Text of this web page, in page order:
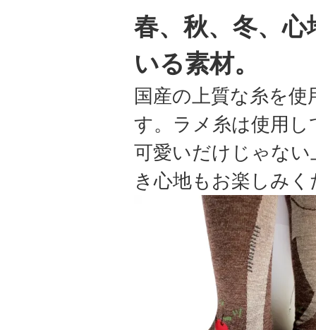
春、秋、冬、
いる素材。
国産の上質な糸を
す。ラメ糸は使用
可愛いだけじゃな
き心地もお楽しみ